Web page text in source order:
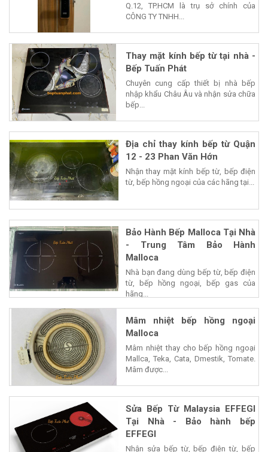
Q.12, TP.HCM là trụ sở chính của
CÔNG TY TNHH...
Thay mặt kính bếp từ tại nhà -
Bếp Tuấn Phát
Chuyên cung cấp thiết bị nhà bếp
nhập khẩu Châu Âu và nhận sửa chữa
bếp...
Địa chỉ thay kính bếp từ Quận
12 - 23 Phan Văn Hớn
Nhận thay mặt kính bếp từ, bếp điện
từ, bếp hồng ngoại của các hãng tại...
Bảo Hành Bếp Malloca Tại Nhà
- Trung Tâm Bảo Hành
Malloca
Nhà bạn đang dùng bếp từ, bếp điện
từ, bếp hồng ngoại, bếp gas của
hãng...
Mâm nhiệt bếp hồng ngoại
Malloca
Mâm nhiệt thay cho bếp hồng ngoại
Mallca, Teka, Cata, Dmestik, Tomate.
Mâm được...
Sửa Bếp Từ Malaysia EFFEGI
Tại Nhà - Bảo hành bếp
EFFEGI
Nhận sửa bếp từ, bếp điện từ, bếp